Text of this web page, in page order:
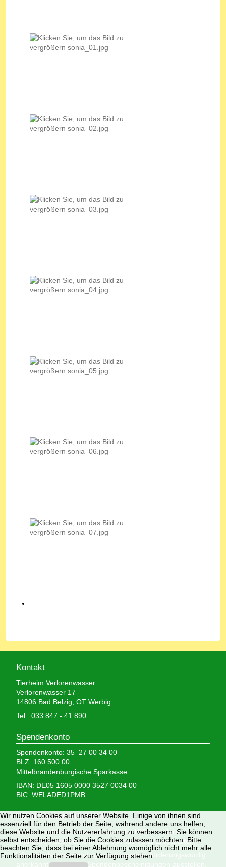
Kontakt
Tierheim Verlorenwasser
Verlorenwasser 17
14806 Bad Belzig, OT Werbig
Tel.: 033 847 - 41 890
Spendenkonto
Spendenkonto: 35 27 00 34 00
BLZ: 160 500 00
Mittelbrandenburgische Sparkasse
IBAN: DE05 1605 0000 3527 0034 00
BIC: WELADED1PMB
Wir brauchen Ihre Hilfe,
denn wir erhalten keinerlei staatliche Hilfe, sondern
finanzieren das Tierheim aus Spenden und Erbschaften.
Wir sind als gemeinnützig und besonders förderungswürdig
anerkannt und dürfen Spendenbescheinigungen ausstellen.
Wir nutzen Cookies auf unserer Website. Einige von ihnen sind
essenziell für den Betrieb der Seite, während andere uns helfen,
diese Website und die Nutzererfahrung zu verbessern. Sie können
selbst entscheiden, ob Sie die Cookies zulassen möchten. Bitte
beachten Sie, dass bei einer Ablehnung womöglich nicht mehr alle
Funktionalitäten der Seite zur Verfügung stehen.